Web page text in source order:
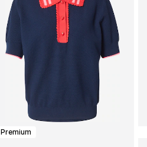
Premium